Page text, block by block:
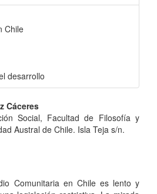
Chile
desarrollo
Cáceres
Social, Facultad de Filosofía y
Austral de Chile. Isla Teja s/n.
Comunitaria en Chile es lento y